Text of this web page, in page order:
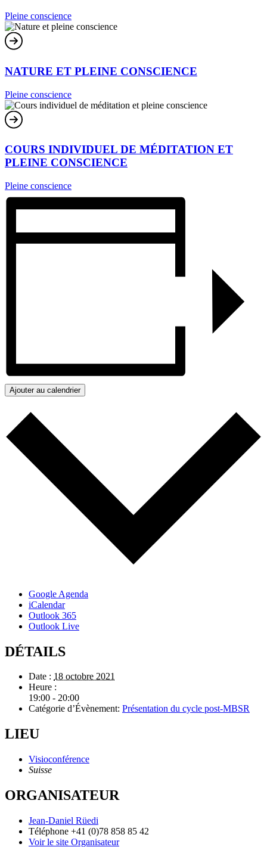
Pleine conscience
NATURE ET PLEINE CONSCIENCE
Pleine conscience
COURS INDIVIDUEL DE MÉDITATION ET
PLEINE CONSCIENCE
Pleine conscience
Ajouter au calendrier
Google Agenda
iCalendar
Outlook 365
Outlook Live
DÉTAILS
Date : 18 octobre 2021
Heure :
19:00 - 20:00
Catégorie d’Évènement: Présentation du cycle post-MBSR
LIEU
Visioconférence
Suisse
ORGANISATEUR
Jean-Daniel Rüedi
Téléphone +41 (0)78 858 85 42
Voir le site Organisateur